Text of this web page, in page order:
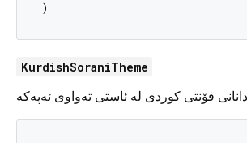
KurdishSoraniTheme